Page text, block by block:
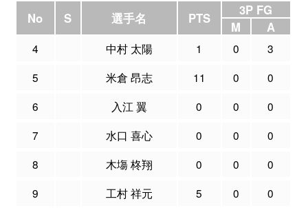
No S 選手名 PTS
3P FG
M
A
4 中村 太陽 1 0 3
5
米倉 昂志 11 0 0
6
入江 翼 0 0 0
7
水口 喜心 0 0 0
8
木塲 柊翔 0 0 0
9
工村 祥元 5 0 0